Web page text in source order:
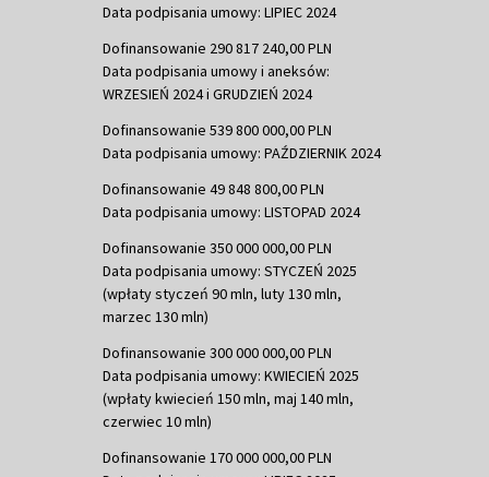
Data podpisania umowy: LIPIEC 2024
Dofinansowanie 290 817 240,00 PLN
Data podpisania umowy i aneksów:
WRZESIEŃ 2024 i GRUDZIEŃ 2024
Dofinansowanie 539 800 000,00 PLN
Data podpisania umowy: PAŹDZIERNIK 2024
Dofinansowanie 49 848 800,00 PLN
Data podpisania umowy: LISTOPAD 2024
Dofinansowanie 350 000 000,00 PLN
Data podpisania umowy: STYCZEŃ 2025
(wpłaty styczeń 90 mln, luty 130 mln,
marzec 130 mln)
Dofinansowanie 300 000 000,00 PLN
Data podpisania umowy: KWIECIEŃ 2025
(wpłaty kwiecień 150 mln, maj 140 mln,
czerwiec 10 mln)
Dofinansowanie 170 000 000,00 PLN